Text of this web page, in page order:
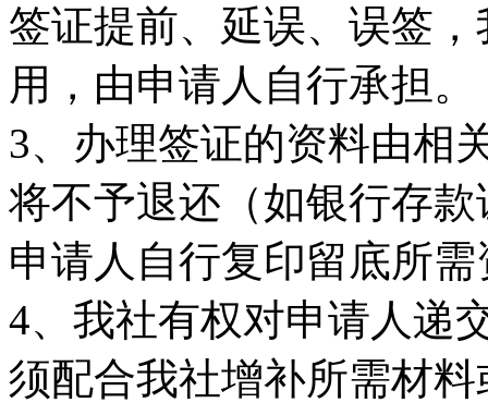
签证提前、延误、误签
用，由申请人自行承担。
3、办理签证的资料由相
将不予退还（如银行存
申请人自行复印留底所需
4、我社有权对申请人递
须配合我社增补所需材